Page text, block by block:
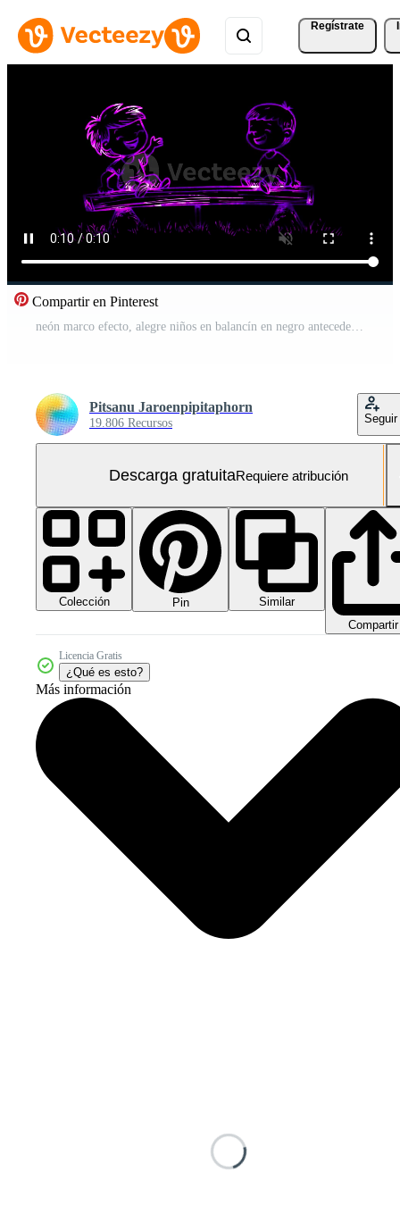
Regístrate
Compartir en Pinterest
neón marco efecto, alegre niños en balancín en negro antecedentes Vídeo Gratis
Pitsanu Jaroenpipitaphorn
19.806 Recursos Seguir
Descarga gratuitaRequiere atribución
Colección Pin
Similar
Compartir
Licencia Gratis
¿Qué es esto?
Más información